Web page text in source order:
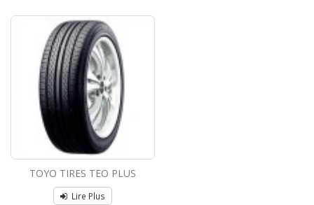
TOYO TIRES TEO PLUS
Lire Plus